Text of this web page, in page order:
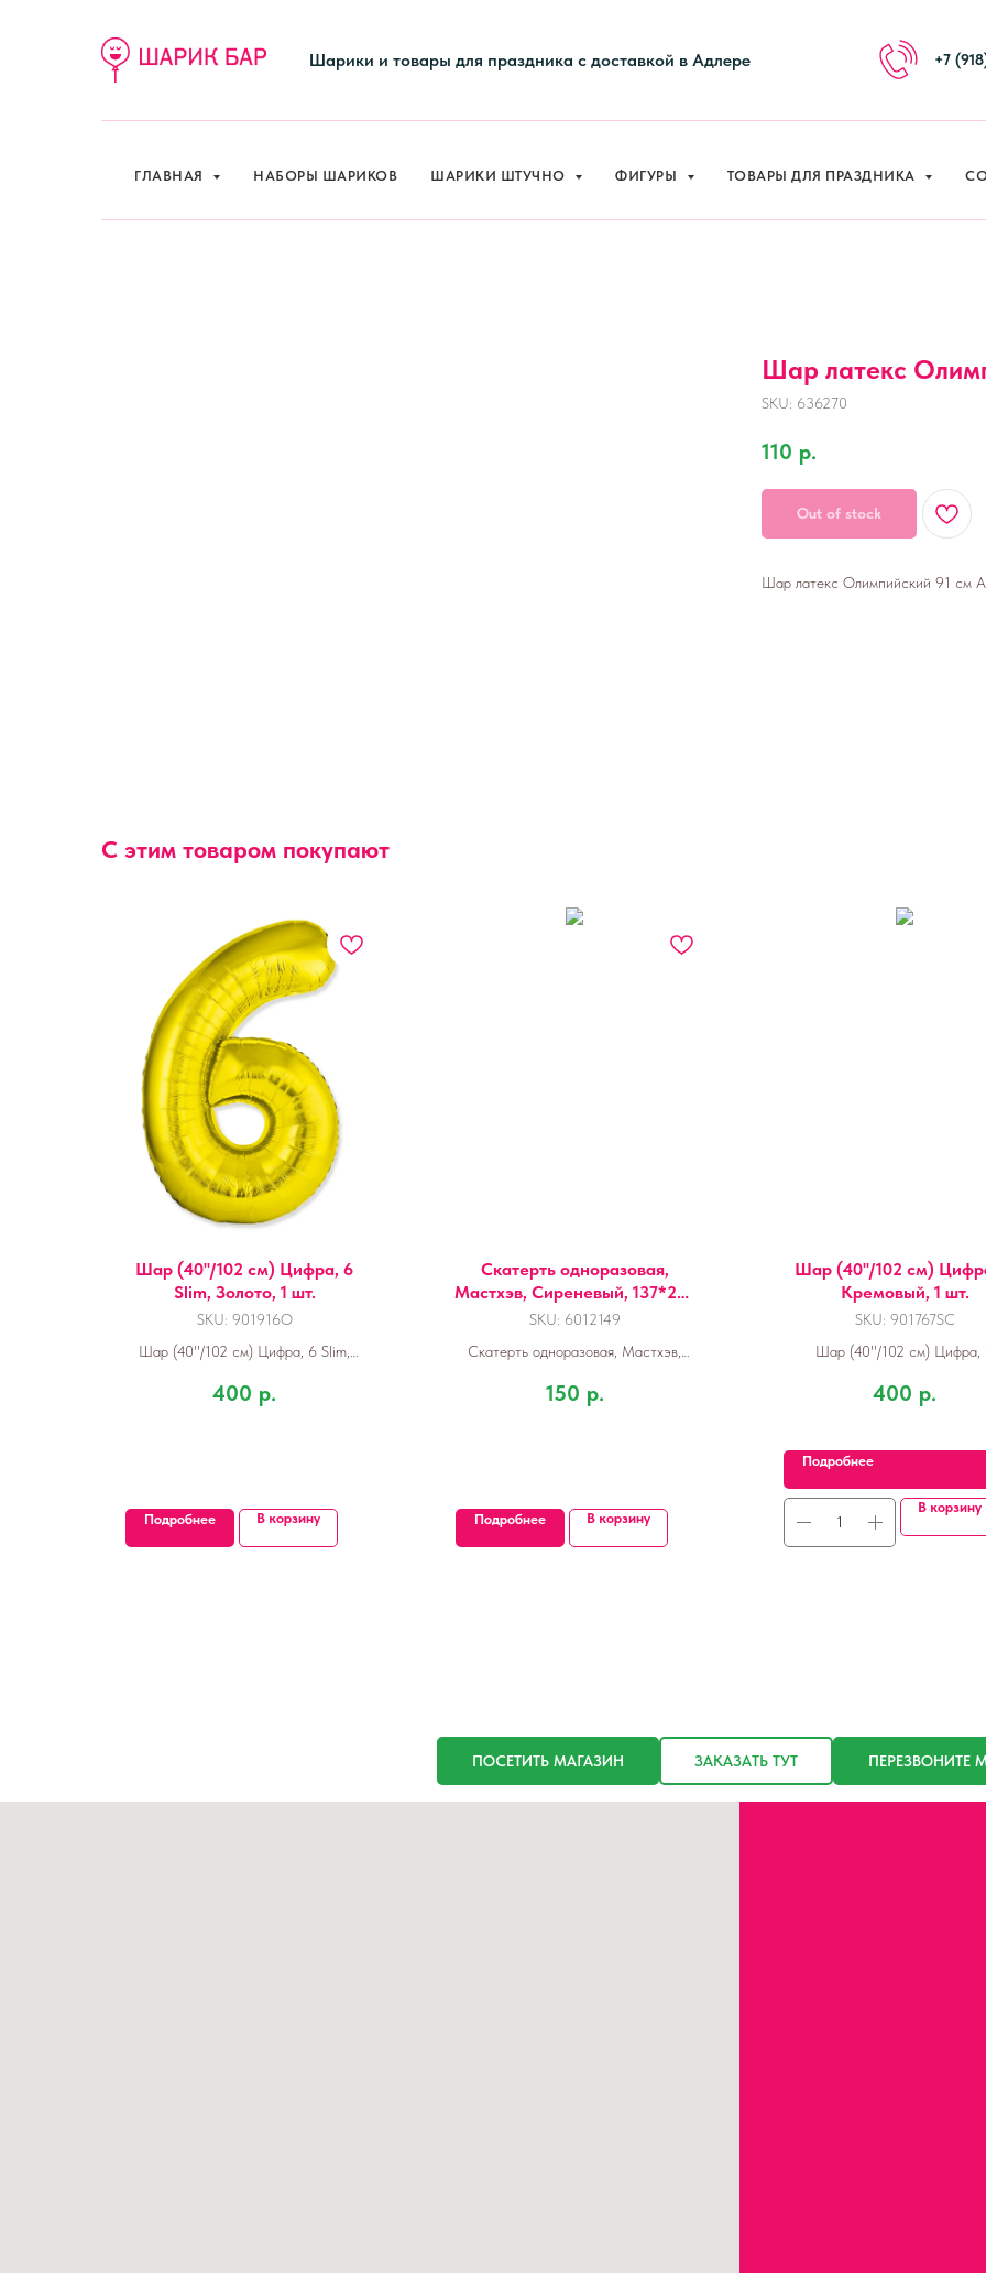
Шарики и товары для праздника с доставкой в Адлере +7
ГЛАВНАЯ НАБОРЫ ШАРИКОВ ШАРИКИ ШТУЧНО ФИГУРЫ ТОВАРЫ ДЛЯ ПРАЗДНИКА
Шар латекс
SKU: 636270
110 р.
Out of stock
Шар латекс Олимпийский 91 см
С этим товаром покупают
Шар (40''/102 см) Цифра, 6
Slim, Золото, 1 шт.
SKU: 901916O
Шар (40''/102 см) Цифра, 6 Slim,
400 р.
Подробнее В корзину
Скатерть одноразовая,
Мастхэв, Сиреневый, 137*274
см, 1 шт.
SKU: 6012149
Скатерть одноразовая, Мастхэв,
150 р.
Подробнее В корзину
Шар (40''/102 см)
Кремовый, 1 шт.
SKU: 901767SC
Шар (40''/102 см) Цифра,
400 р.
Подробнее
В корзину
ПОСЕТИТЬ МАГАЗИН ЗАКАЗАТЬ ТУТ ПЕРЕЗВОНИТЕ